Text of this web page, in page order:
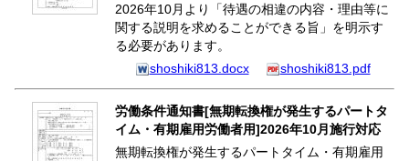
2026年10月より「待遇の相違の内容・理由等に
関する説明を求めることができる旨」を明示す
る必要があります。
shoshiki813.docx
shoshiki813.pdf
労働条件通知書[無期転換権が発生するパートタ
イム・有期雇用労働者用]2026年10月施行対応
無期転換権が発生するパートタイム・有期雇用